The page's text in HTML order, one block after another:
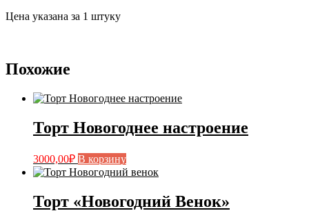
Цена указана за 1 штуку
Похожие
Торт Новогоднее настроение
3000,00₽ В корзину
Торт «Новогодний Венок»